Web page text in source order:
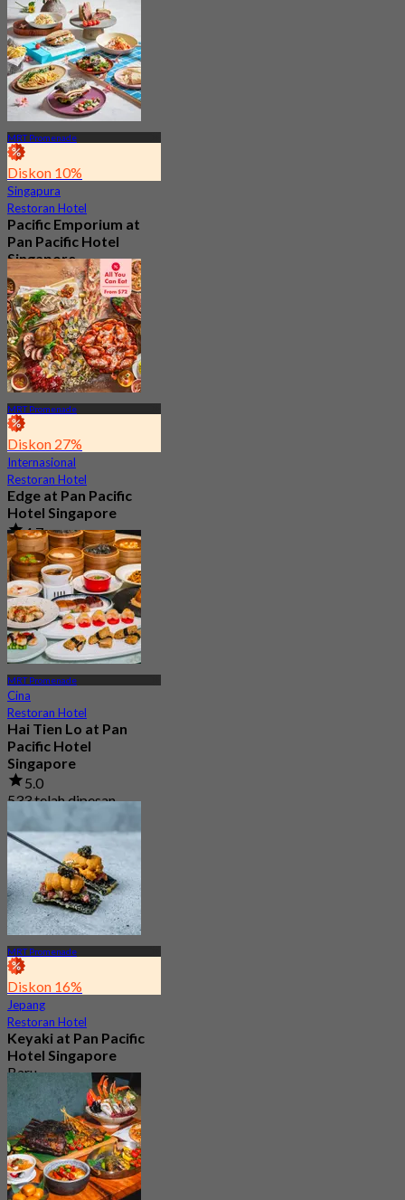
MRT Promenade
Diskon 10%
Singapura
Restoran Hotel
Pacific Emporium at
Pan Pacific Hotel
Singapore
Baru
4.2
DariS$ 32.35
MRT Promenade
Diskon 27%
Internasional
Restoran Hotel
Edge at Pan Pacific
Hotel Singapore
4.7
3K telah dipesan
DariS$ 73
MRT Promenade
Cina
Restoran Hotel
Hai Tien Lo at Pan
Pacific Hotel
Singapore
5.0
533 telah dipesan
Dari
S$ 69.05
MRT Promenade
Diskon 16%
Jepang
Restoran Hotel
Keyaki at Pan Pacific
Hotel Singapore
Baru
4.2
DariS$ 70